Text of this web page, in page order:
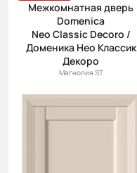
Межкомнатная дверь
Domenica
Neo Classic Decoro /
Доменика Нео Классик
Декоро
Магнолия ST